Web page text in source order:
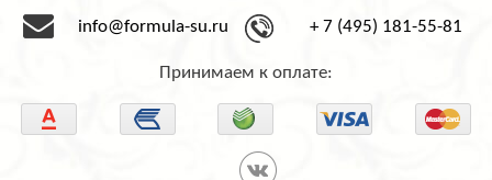
info@formula-su.ru + 7 (495) 181-55-81
Принимаем к оплате: